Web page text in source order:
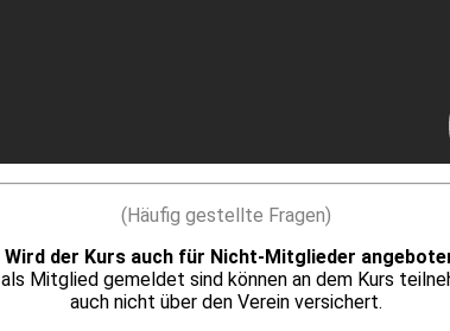
(Häufig gestellte Fragen)
Wird der Kurs auch für Nicht-Mitglieder
Mitglied gemeldet sind können an dem Kurs
auch nicht über den Verein versichert.